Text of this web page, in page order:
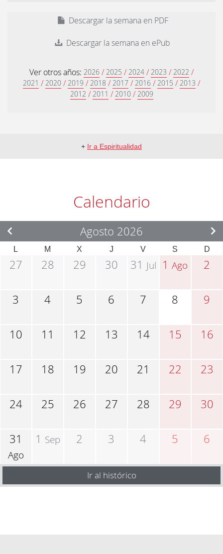
Descargar la semana en PDF
Descargar la semana en ePub
Ver otros años: 2026 / 2025 / 2024 / 2023 / 2022 /
2021 / 2020 / 2019 / 2018 / 2017 / 2016 / 2015 / 2013 /
2012 / 2011 / 2010 / 2009
+ Ir a Espiritualidad
Calendario
Agosto 2026
L M X J V S D
27 28 29 30 31 Jul 1Ago 2
3 4 5 6 7 8 9
10 11 12 13 14 15 16
17 18 19 20 21 22 23
24 25 26 27 28 29 30
31
Ago
1 Sep 2 3 4 5 6
Ir al histórico